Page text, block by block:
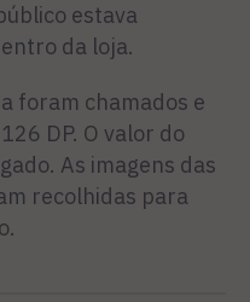
estava
da loja.
foram chamados e
DP. O valor do
As imagens das
recolhidas para